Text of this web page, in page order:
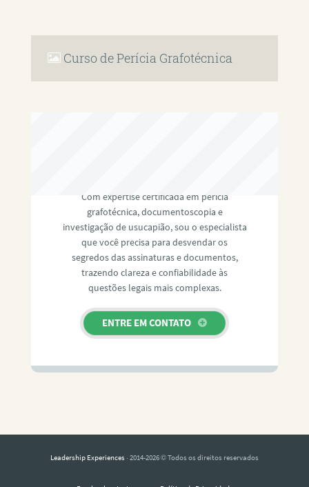
Curso de Perícia Grafotécnica
Com expertise certificada em perícia
grafotécnica, documentoscopia e
investigação de usucapião, sou o especialista
que você precisa para desvendar os
segredos das assinaturas e documentos,
trazendo clareza e confiabilidade às
questões legais mais complexas.
ENTRE EM CONTATO
Leadership Experiences · 2014-2026 © Todos os direitos reservados